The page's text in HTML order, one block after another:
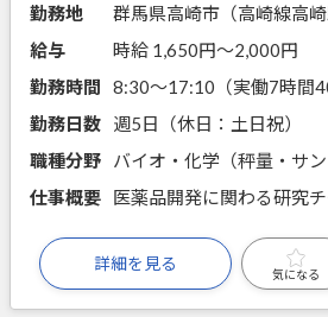
勤務地
給与
時給 1,650円〜2,000円
勤務時間
勤務日数
週5日（休日：土日祝）
職種分野
仕事概要
詳細を見る
気になる